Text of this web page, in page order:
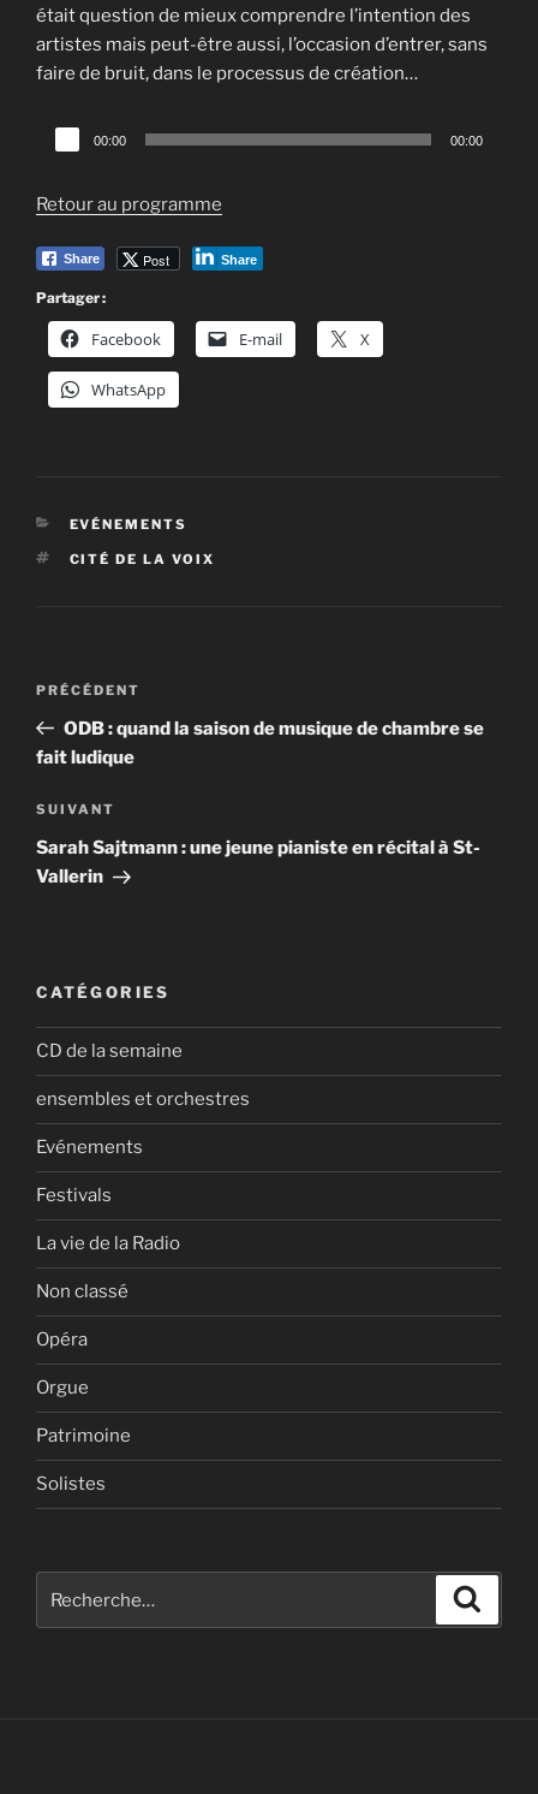
était question de mieux comprendre l’intention des
artistes mais peut-être aussi, l’occasion d’entrer, sans
faire de bruit, dans le processus de création…
Lecteur
audio
00:00 00:00
Retour au programme
Share Post Share
Partager :
Facebook E-mail X
WhatsApp
CATÉGORIES
EVÉNEMENTS
ÉTIQUETTES
CITÉ DE LA VOIX
Navigation
l’article
Article
précédent
PRÉCÉDENT
ODB : quand la saison de musique de chambre se
fait ludique
Article
suivant
SUIVANT
Sarah Sajtmann : une jeune pianiste en récital à St-
Vallerin
CATÉGORIES
CD de la semaine
ensembles et orchestres
Evénements
Festivals
La vie de la Radio
Non classé
Opéra
Orgue
Patrimoine
Solistes
pour